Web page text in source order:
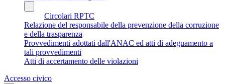
Circolari RPTC
Relazione del responsabile della prevenzione della corruzione
e della trasparenza
Provvedimenti adottati dall'ANAC ed atti di adeguamento a
tali provvedimenti
Atti di accertamento delle violazioni
Accesso civico